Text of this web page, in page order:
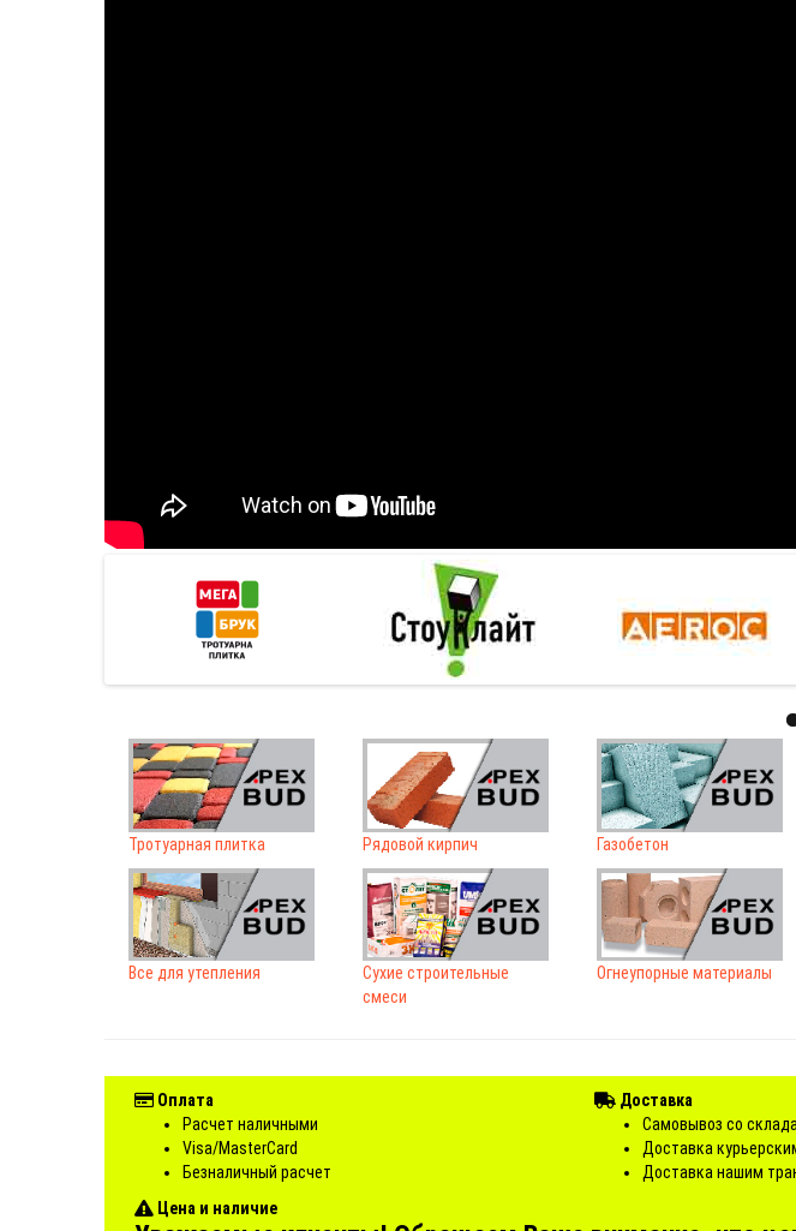
Тротуарная плитка Рядовой кирпич Газобетон
Все для утепления
Сухие строительные
смеси
Огнеупорные материалы
Оплата
Расчет наличными
Visa/MasterCard
Безналичный расчет
Доставка
Самовывоз со склада
Доставка
Доставка нашим
Цена и наличие